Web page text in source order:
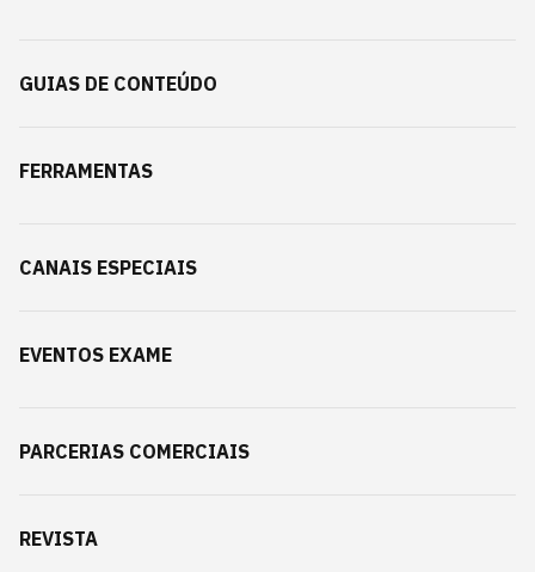
GUIAS DE CONTEÚDO
FERRAMENTAS
CANAIS ESPECIAIS
EVENTOS EXAME
PARCERIAS COMERCIAIS
REVISTA